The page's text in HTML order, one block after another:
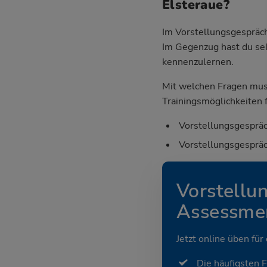
Elsteraue?
Im
Im Gegenzug hast du
kennenzulernen.
Mit welchen Fragen
Trainingsmöglichkeiten
Jetzt online üben für
Die häufigsten